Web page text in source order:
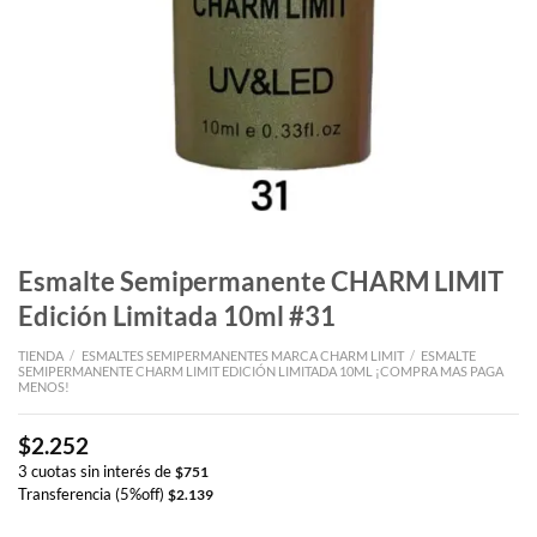
Esmalte Semipermanente CHARM LIMIT
Edición Limitada 10ml #31
TIENDA / ESMALTES SEMIPERMANENTES MARCA CHARM LIMIT / ESMALTE
SEMIPERMANENTE CHARM LIMIT EDICIÓN LIMITADA 10ML ¡COMPRA MAS PAGA
MENOS!
$2.252
3 cuotas sin interés de $751
Transferencia (5%off) $2.139